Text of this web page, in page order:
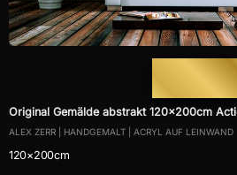
— 1975
Original Gemälde abstrakt 120x200cm
Leinwand Mischtechnik schwarz NEON bunt
ALEX ZERR | HANDGEMALT | ACRYL AUF LEINWAND
120×200cm